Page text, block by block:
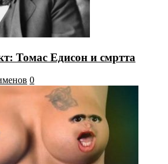
Томас Едисон и смртта
0